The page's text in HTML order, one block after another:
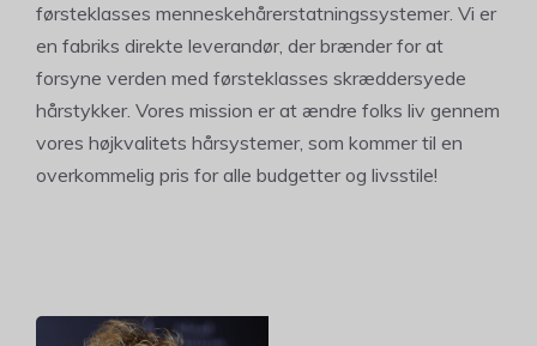
førsteklasses menneskehårerstatningssystemer. Vi er
en fabriks direkte leverandør, der brænder for at
forsyne verden med førsteklasses skræddersyede
hårstykker. Vores mission er at ændre folks liv gennem
vores højkvalitets hårsystemer, som kommer til en
overkommelig pris for alle budgetter og livsstile!